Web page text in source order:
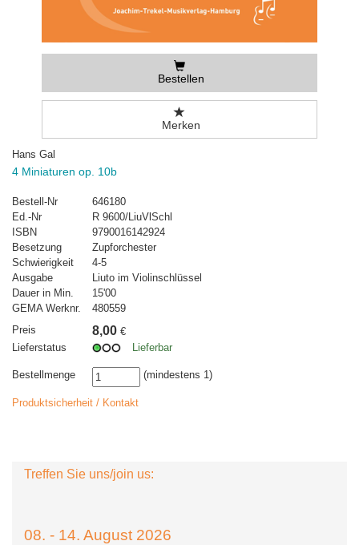
Bestellen
Merken
Hans Gal
4 Miniaturen op. 10b
Bestell-Nr
646180
Ed.-Nr
R 9600/LiuVlSchl
ISBN
9790016142924
Besetzung
Zupforchester
Schwierigkeit
4-5
Ausgabe
Liuto im Violinschlüssel
Dauer in Min.
15'00
GEMA Werknr.
480559
Preis
8,00 €
Lieferstatus
Lieferbar
Bestellmenge (mindestens 1)
Produktsicherheit / Kontakt
Treffen Sie uns/join us:
08. - 14. August 2026